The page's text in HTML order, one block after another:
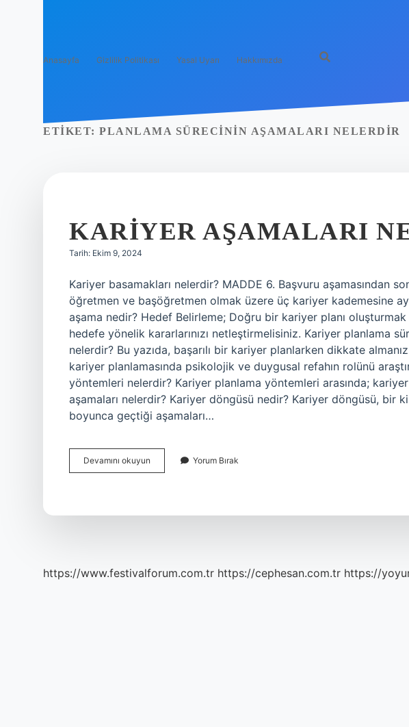
Anasayfa Gizlilik Politikası Yasal Uyarı Hakkımızda
ETIKET: PLANLAMA SÜRECININ AŞAMALARI NELERDIR
KARIYER AŞAMALARI
Tarih: Ekim 9, 2024
Kariyer basamakları nelerdir? MADDE 6. Başvuru aşamasından
öğretmen ve başöğretmen olmak üzere üç kariyer kademesine
aşama nedir? Hedef Belirleme; Doğru bir kariyer planı
hedefe yönelik kararlarınızı netleştirmelisiniz. Kariyer planlama
nelerdir? Bu yazıda, başarılı bir kariyer planlarken dikkate
kariyer planlamasında psikolojik ve duygusal refahın rolünü
yöntemleri nelerdir? Kariyer planlama yöntemleri arasında; kariyer
aşamaları nelerdir? Kariyer döngüsü nedir? Kariyer döngüsü, bir
boyunca geçtiği aşamaları…
Devamını okuyun
Aşamaları
Yorum Bırak
https://www.festivalforum.com.tr https://cephesan.com.tr https://